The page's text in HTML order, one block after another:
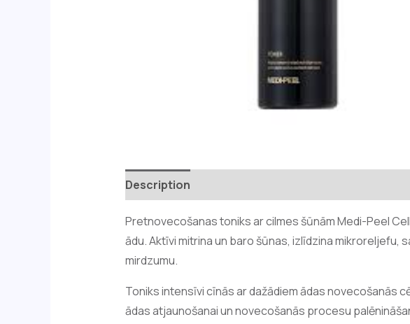
Description
Pretnovecošanas toniks ar cilmes šūnām Medi-Peel
ādu. Aktīvi mitrina un baro šūnas, izlīdzina mikroreljefu,
mirdzumu.
Toniks intensīvi cīnās ar dažādiem ādas novecošanās
ādas atjaunošanai un novecošanās procesu